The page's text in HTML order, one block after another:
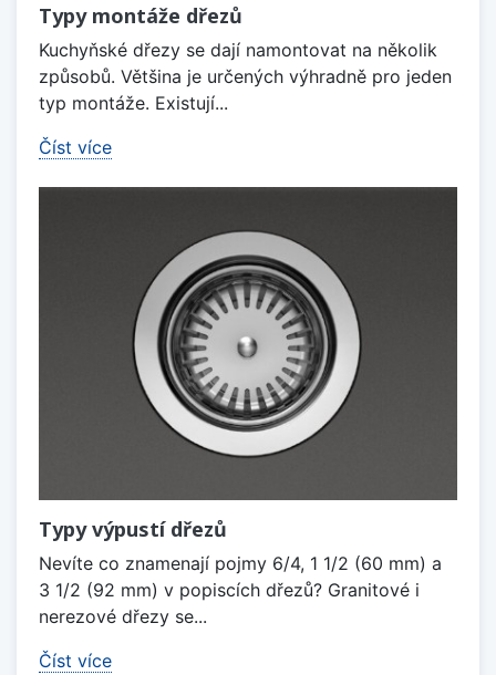
Typy montáže dřezů
Kuchyňské dřezy se dají namontovat na několik
způsobů. Většina je určených výhradně pro jeden
typ montáže. Existují...
Číst více
Typy výpustí dřezů
Nevíte co znamenají pojmy 6/4, 1 1/2 (60 mm) a
3 1/2 (92 mm) v popiscích dřezů? Granitové i
nerezové dřezy se...
Číst více